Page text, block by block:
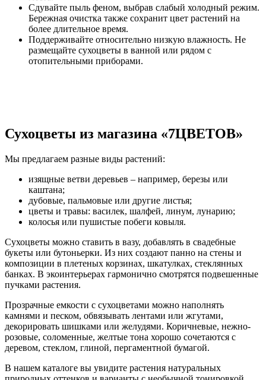
Сдувайте пыль феном, выбрав слабый холодный режим.
Бережная очистка также сохранит цвет растений на
более длительное время.
Поддерживайте относительно низкую влажность. Не
размещайте сухоцветы в ванной или рядом с
отопительными приборами.
Сухоцветы из магазина «7ЦВЕТОВ»
Мы предлагаем разные виды растений:
изящные ветви деревьев – например, березы или
каштана;
дубовые, пальмовые или другие листья;
цветы и травы: василек, шалфей, линум, лунарию;
колосья или пушистые побеги ковыля.
Сухоцветы можно ставить в вазу, добавлять в свадебные
букеты или бутоньерки. Из них создают панно на стены и
композиции в плетеных корзинах, шкатулках, стеклянных
банках. В экоинтерьерах гармонично смотрятся подвешенные
пучками растения.
Прозрачные емкости с сухоцветами можно наполнять
камнями и песком, обвязывать лентами или жгутами,
декорировать шишками или желудями. Коричневые, нежно-
розовые, соломенные, желтые тона хорошо сочетаются с
деревом, стеклом, глиной, пергаментной бумагой.
В нашем каталоге вы увидите растения натуральных